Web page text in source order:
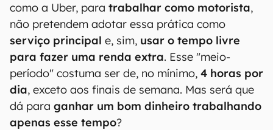
como a Uber, para trabalhar como motorista,
não pretendem adotar essa prática como
serviço principal e, sim, usar o tempo livre
para fazer uma renda extra. Esse "meio-
período" costuma ser de, no mínimo, 4 horas por
dia, exceto aos finais de semana. Mas será que
dá para ganhar um bom dinheiro trabalhando
apenas esse tempo?